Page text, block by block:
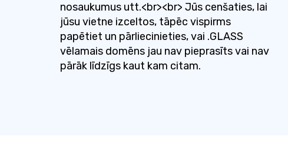
nosaukumus utt.<br><br> Jūs cenšaties, lai
jūsu vietne izceltos, tāpēc vispirms
papētiet un pārliecinieties, vai .GLASS
vēlamais domēns jau nav pieprasīts vai nav
pārāk līdzīgs kaut kam citam.